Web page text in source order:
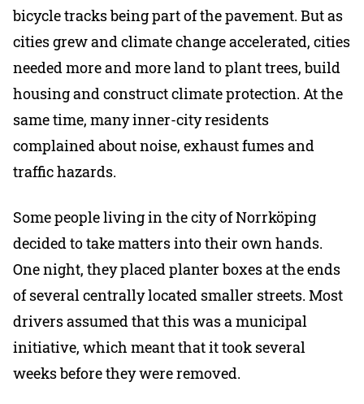
bicycle tracks being part of the pavement. But as
cities grew and climate change accelerated, cities
needed more and more land to plant trees, build
housing and construct climate protection. At the
same time, many inner-city residents
complained about noise, exhaust fumes and
traffic hazards.
Some people living in the city of Norrköping
decided to take matters into their own hands.
One night, they placed planter boxes at the ends
of several centrally located smaller streets. Most
drivers assumed that this was a municipal
initiative, which meant that it took several
weeks before they were removed.